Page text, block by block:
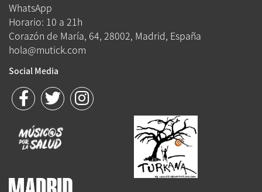
WhatsApp
Horario: 10 a 21h
Corazón de María, 64, 28002, Madrid, España
hola@mutick.com
Social Media